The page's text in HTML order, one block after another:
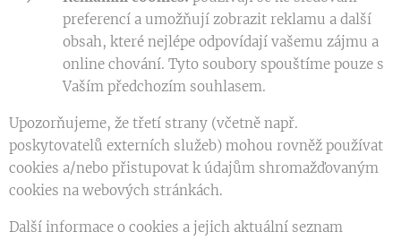
preferencí a umožňují zobrazit reklamu a další
obsah, které nejlépe odpovídají vašemu zájmu a
online chování. Tyto soubory spouštíme pouze s
Vaším předchozím souhlasem.
Upozorňujeme, že třetí strany (včetně např.
poskytovatelů externích služeb) mohou rovněž používat
cookies a/nebo přistupovat k údajům shromažďovaným
cookies na webových stránkách.
Další informace o cookies a jejich aktuální seznam